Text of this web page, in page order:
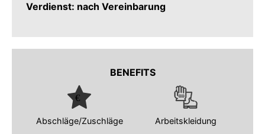
Verdienst: nach Vereinbarung
BENEFITS
Abschläge/Zuschläge Arbeitskleidung